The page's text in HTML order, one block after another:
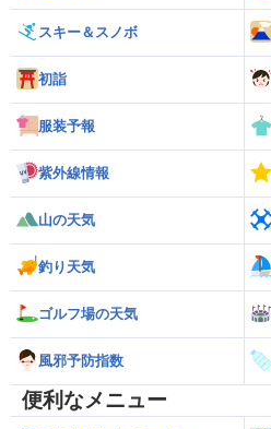
スキー＆スノボ
初詣
服装予報
紫外線情報
山の天気
釣り天気
ゴルフ場の天気
風邪予防指数
便利なメニュー